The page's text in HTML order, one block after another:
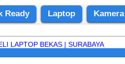
Ready Laptop Kamera